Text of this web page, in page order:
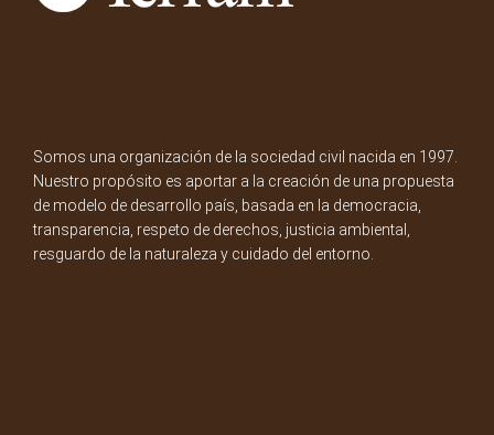
Somos una organización de la sociedad civil nacida en 1997.
Nuestro propósito es aportar a la creación de una propuesta
de modelo de desarrollo país, basada en la democracia,
transparencia, respeto de derechos, justicia ambiental,
resguardo de la naturaleza y cuidado del entorno.